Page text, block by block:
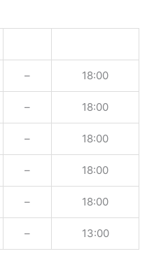
– 18:00
– 18:00
– 18:00
– 18:00
– 18:00
– 13:00